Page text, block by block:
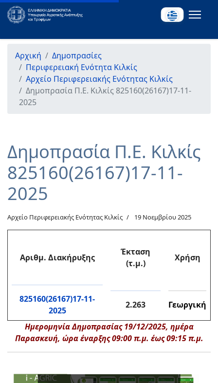
Αρχική
Δημοπρασίες
Περιφερειακή Ενότητα Κιλκίς
Αρχείο Περιφερειακής Ενότητας Κιλκίς
Δημοπρασία Π.Ε. Κιλκίς 825160(26167)17-11-
2025
Δημοπρασία Π.Ε. Κιλκίς
825160(26167)17-11-
2025
Αρχείο Περιφερειακής Ενότητας Κιλκίς 19 Νοεμβρίου 2025
Αριθμ. Διακήρυξης
Έκταση
(τ.μ.)
Χρήση
825160(26167)17-11-
2025
2.263 Γεωργική
Ημερομηνία Δημοπρασίας 19/12/2025, ημέρα
Παρασκευή, ώρα έναρξης 09:00 π.μ. έως 09:15 π.μ.